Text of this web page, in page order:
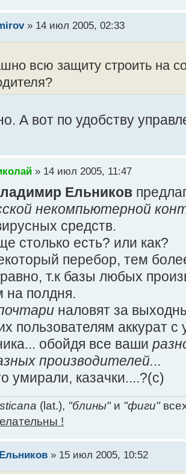
» 14 июл 2005, 02:33
всю защиту строить на
А вот по удобству
» 14 июл 2005, 11:47
Ельников
некомпьютерной
средств.
столько есть? или как?
перебор, тем
т.к базы любых
полдня.
наловят за
пользователям аккурат с
обойдя все ваши
производителей...
умирали, казачки....?(с)
(lat.), "блины"и "фиги"
!
» 15 июл 2005, 10:52